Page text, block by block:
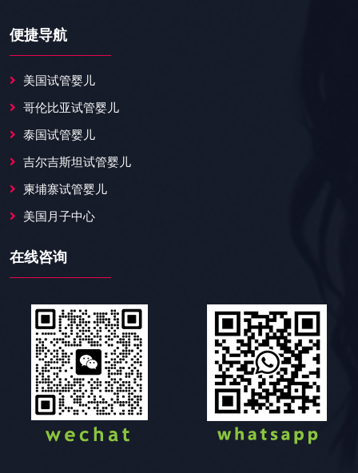
便捷导航
美国试管婴儿
哥伦比亚试管婴儿
泰国试管婴儿
吉尔吉斯坦试管婴儿
柬埔寨试管婴儿
美国月子中心
在线咨询